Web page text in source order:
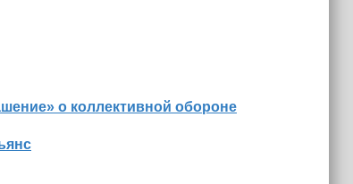
о коллективной обороне